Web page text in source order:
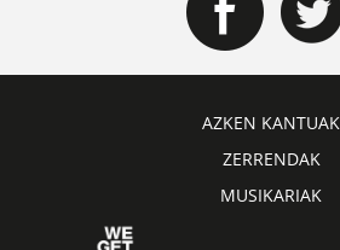
AZKEN KANTUAK
ZERRENDAK
MUSIKARIAK